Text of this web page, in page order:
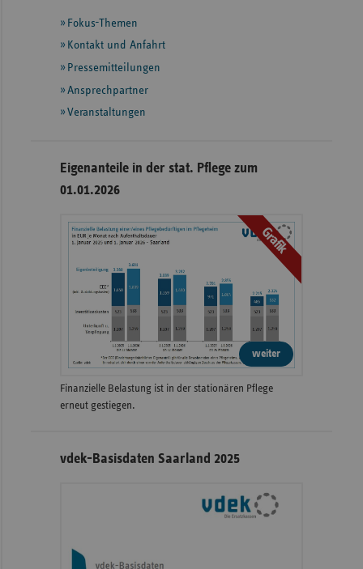
weiteren
Informationen
Fokus-Themen
Kontakt und Anfahrt
Pressemitteilungen
Ansprechpartner
Veranstaltungen
Eigenanteile in der stat. Pflege zum
01.01.2026
Grafik
weiter
Finanzielle Belastung ist in der stationären Pflege
erneut gestiegen.
vdek-Basisdaten Saarland 2025